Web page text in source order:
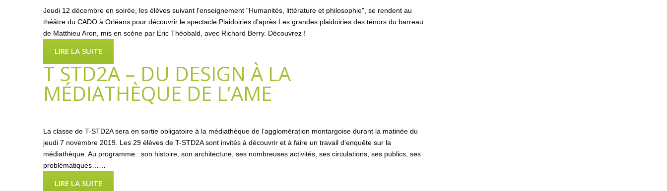
Jeudi 12 décembre en soirée, les élèves suivant l'enseignement "Humanités, littérature et philosophie", se rendent au
théâtre du CADO à Orléans pour découvrir le spectacle Plaidoiries d’après Les grandes plaidoiries des ténors du barreau
de Matthieu Aron, mis en scène par Eric Théobald, avec Richard Berry. Découvrez !
LIRE LA SUITE
T STD2A – DU DESIGN À LA
MÉDIATHÈQUE DE L’AME
La classe de T-STD2A sera en sortie obligatoire à la médiathèque de l’agglomération montargoise durant la matinée du
jeudi 7 novembre 2019. Les 29 élèves de T-STD2A sont invités à découvrir et à faire un travail d’enquête sur la
médiathèque. Au programme : son histoire, son architecture, ses nombreuses activités, ses circulations, ses publics, ses
problématiques……
LIRE LA SUITE